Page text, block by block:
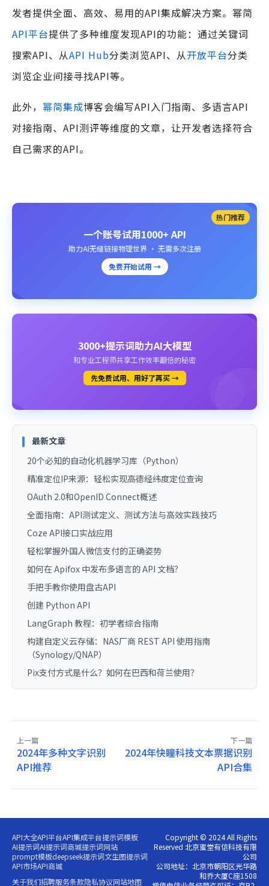
发者提供全面、高效、易用的API集成解决方案。幂简
API平台提供了多种维度发现API的功能：通过关键词
搜索API、从API Hub分类浏览API、从开放平台分类
浏览企业间接寻找API等。
此外， 幂简集成博客会编写API入门指南、多语言API
对接指南、API测评等维度的文章，让开发者选择符合
自己需求的API。
热门推荐
一个账号试用1000+ API
助力AI无缝链接物理世界 · 无需多次注册
免费开始试用 →
3000+提示词助力AI大模型
和专业工程师共享工作效率翻倍的秘密
先免费试用、用好了再买 →
最新文章
20个必知的自动化机器学习库（Python）
精准定位IP来源：轻松实现高德经纬度定位查询
OAuth 2.0和OpenID Connect概述
全面指南：API测试定义、测试方法与高效实践技巧
Coze API接口实战应用
轻松掌握外国人微信支付的正确姿势
如何在 Apifox 中发布多语言的 API 文档？
手把手教你使用盘古API
创建 Python API
LangGraph 教程：初学者综合指南
构建自定义云存储：NAS厂商 REST API 使用指南
（Synology/QNAP）
Pix支付方式是什么？如何在巴西和荷兰使用？
上一篇
2024年多种文字识别
API推荐
下一篇
2024年快瞳科技文本票据识别
API合集
API大全API平台API集成平台提示词模板
AI提示词AI提示词商城提示词网站
prompt模板deepseek提示词文生图提示词
API市场API商城
关于我们招聘服务条款隐私协议网站地图
Copyright © 2024 All Rights
Reserved 北京蜜堂有信科技有限
公司
公司地址：北京市朝阳区光华路
和乔大厦C座1508